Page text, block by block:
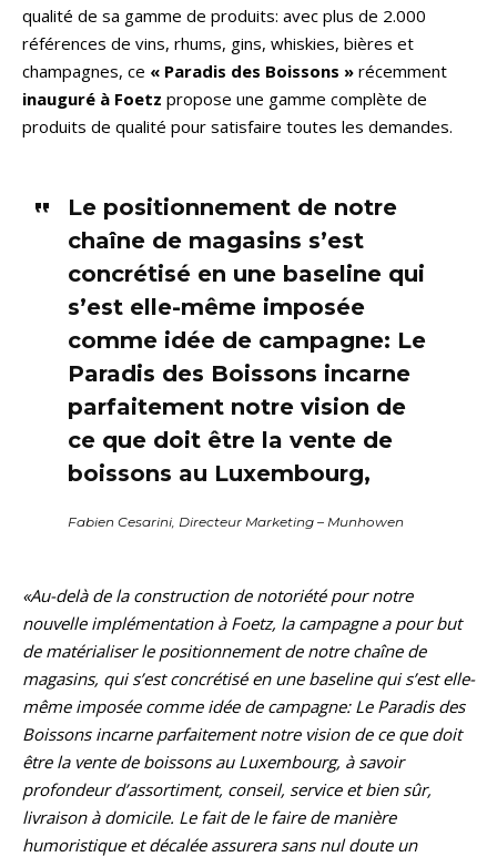
qualité de sa gamme de produits: avec plus de 2.000
références de vins, rhums, gins, whiskies, bières et
champagnes, ce « Paradis des Boissons » récemment
inauguré à Foetz propose une gamme complète de
produits de qualité pour satisfaire toutes les demandes.
Le positionnement de notre
chaîne de magasins s’est
concrétisé en une baseline qui
s’est elle-même imposée
comme idée de campagne: Le
Paradis des Boissons incarne
parfaitement notre vision de
ce que doit être la vente de
boissons au Luxembourg,
Fabien Cesarini, Directeur Marketing – Munhowen
«Au-delà de la construction de notoriété pour notre
nouvelle implémentation à Foetz, la campagne a pour but
de matérialiser le positionnement de notre chaîne de
magasins, qui s’est concrétisé en une baseline qui s’est elle-
même imposée comme idée de campagne: Le Paradis des
Boissons incarne parfaitement notre vision de ce que doit
être la vente de boissons au Luxembourg, à savoir
profondeur d’assortiment, conseil, service et bien sûr,
livraison à domicile. Le fait de le faire de manière
humoristique et décalée assurera sans nul doute un